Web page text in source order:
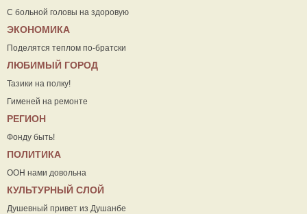
С больной головы на здоровую
ЭКОНОМИКА
Поделятся теплом по-братски
ЛЮБИМЫЙ ГОРОД
Тазики на полку!
Гименей на ремонте
РЕГИОН
Фонду быть!
ПОЛИТИКА
ООН нами довольна
КУЛЬТУРНЫЙ СЛОЙ
Душевный привет из Душанбе